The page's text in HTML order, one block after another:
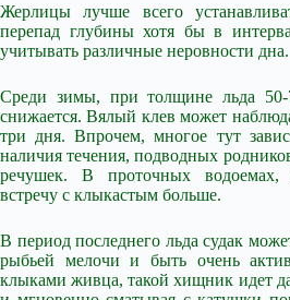
Жерлицы лучше всего
перепад глубины хотя бы в
учитывать различные неровности дна.
Среди зимы, при толщине льда 50-
снижается. Вялый клев может
три дня. Впрочем, многое тут
наличия течения, подводных
речушек. В проточных водоемах,
встречу с клыкастым больше.
В период последнего льда судак
рыбьей мелочи и быть очень
клыками живца, такой хищник идет